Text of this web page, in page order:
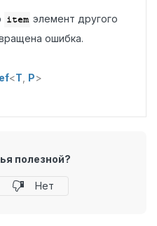
item элемент другого
ошибка.
<T P>
полезной?
Нет